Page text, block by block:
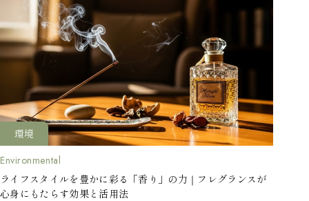
環境
Environmental
ライフスタイルを豊かに彩る「香り」の力｜フレグランスが
心身にもたらす効果と活用法